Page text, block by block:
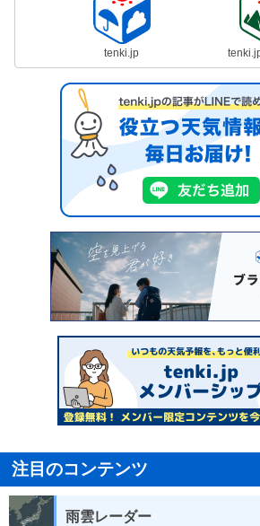
tenki.jp
注目のコンテンツ
雨雲レーダー